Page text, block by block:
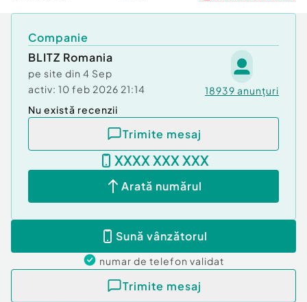
Companie
BLITZ Romania
pe site din 4 Sep
activ: 10 feb 2026 21:14 18939 anunțuri
Nu există recenzii
Trimite mesaj
XXXX XXX XXX
Arată numărul
Sună vânzătorul
numar de telefon validat
Trimite mesaj